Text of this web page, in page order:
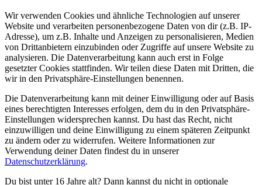
Wir verwenden Cookies und ähnliche Technologien auf unserer
Website und verarbeiten personenbezogene Daten von dir (z.B. IP-
Adresse), um z.B. Inhalte und Anzeigen zu personalisieren, Medien
von Drittanbietern einzubinden oder Zugriffe auf unsere Website zu
analysieren. Die Datenverarbeitung kann auch erst in Folge
gesetzter Cookies stattfinden. Wir teilen diese Daten mit Dritten, die
wir in den Privatsphäre-Einstellungen benennen.
Die Datenverarbeitung kann mit deiner Einwilligung oder auf Basis
eines berechtigten Interesses erfolgen, dem du in den Privatsphäre-
Einstellungen widersprechen kannst. Du hast das Recht, nicht
einzuwilligen und deine Einwilligung zu einem späteren Zeitpunkt
zu ändern oder zu widerrufen. Weitere Informationen zur
Verwendung deiner Daten findest du in unserer
Datenschutzerklärung.
Du bist unter 16 Jahre alt? Dann kannst du nicht in optionale